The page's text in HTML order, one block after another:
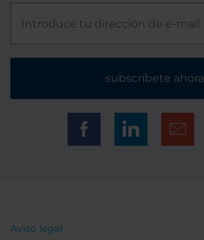
subscríbete ahora
Aviso legal